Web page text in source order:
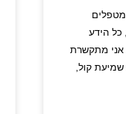
במשך 4 דורות, כל הידע
אני מתקשרת
קול,